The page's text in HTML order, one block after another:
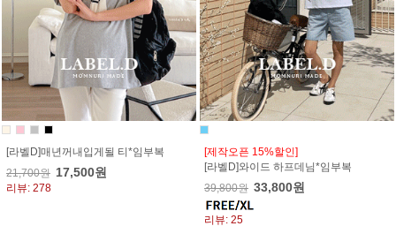
[라벨D]매년꺼내입게될 티*임부복
21,700원 17,500원
리뷰: 278
[제작오픈 15%할인]
[라벨D]와이드 하프데님*임부복
39,800원 33,800원
리뷰: 25